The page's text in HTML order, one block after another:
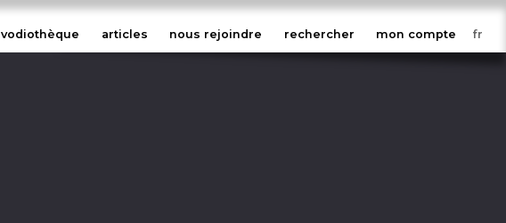
vodiothèque articles nous rejoindre rechercher mon compte